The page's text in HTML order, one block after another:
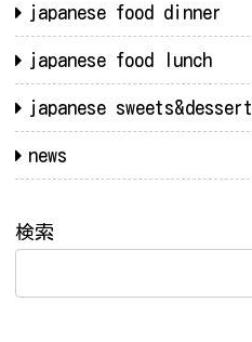
japanese food dinner
japanese food lunch
japanese sweets&dessert
news
検索